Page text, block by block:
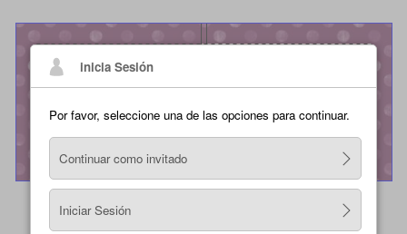
inicia Sesión
Por favor, seleccione una de las opciones para continuar.
Continuar como invitado
Iniciar Sesión